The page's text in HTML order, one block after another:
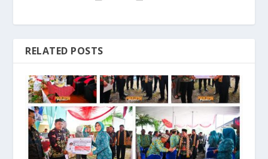
RELATED POSTS